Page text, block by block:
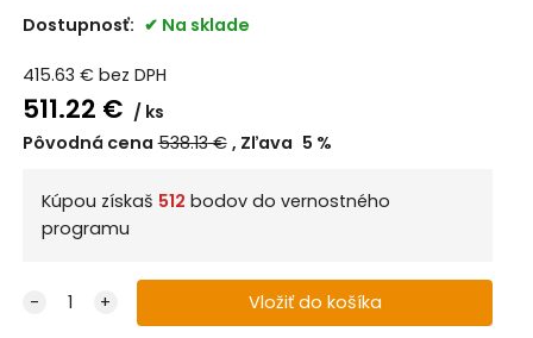
Dostupnosť: Na sklade
415.63 € bez DPH
511.22 €
ks
Pôvodná cena 538.13€ Zľava 5 %
Kúpou získaš 512 bodov do vernostného
programu